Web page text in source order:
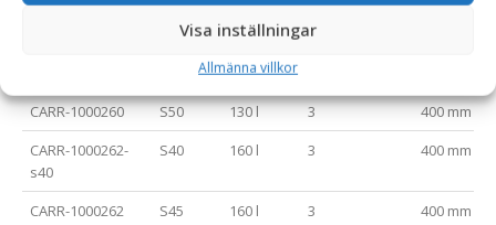
Visa inställningar
Allmänna villkor
CARR-1000258-
S40 130 l 3 400 mm
130 l
CARR-1000260
S50 130 l 3
400 mm
CARR-1000262-
s40
S40 160 l 3 400 mm
CARR-1000262 S45 160 l 3
400 mm